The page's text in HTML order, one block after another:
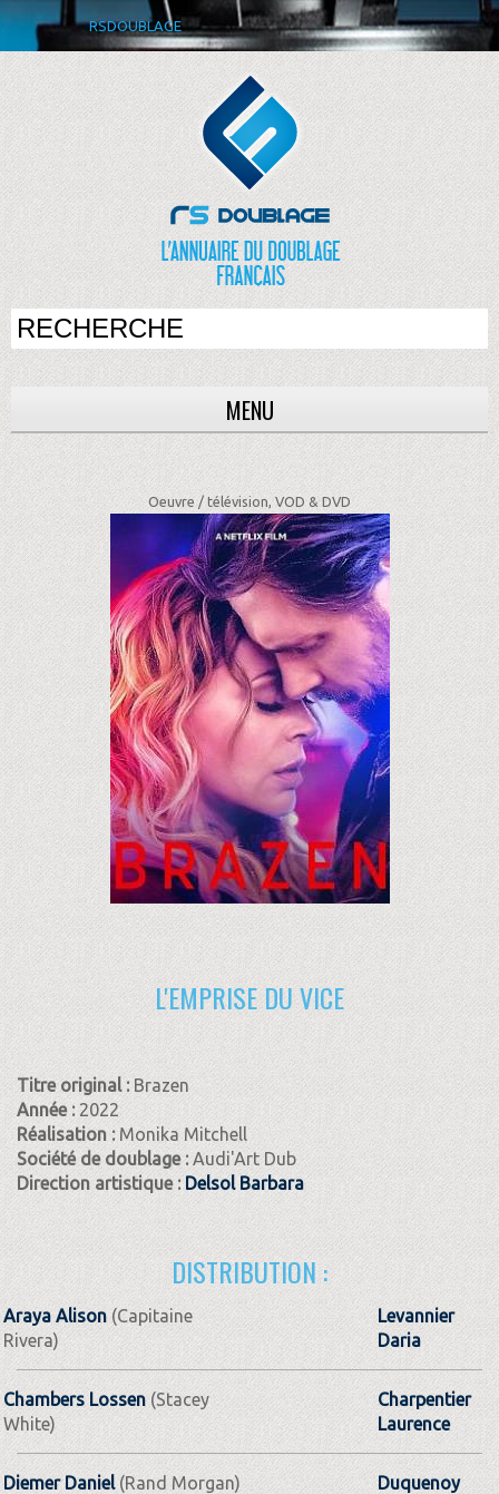
RSDOUBLAGE
MENU
Oeuvre / télévision, VOD & DVD
L'EMPRISE DU VICE
Titre original : Brazen
Année : 2022
Réalisation :Monika Mitchell
Société de doublage :Audi'Art Dub
Direction artistique : Delsol Barbara
DISTRIBUTION :
Araya Alison (Capitaine
Rivera)
Levannier
Daria
Chambers Lossen(Stacey
White)
Charpentier
Laurence
Diemer Daniel (Rand Morgan)
Duquenoy